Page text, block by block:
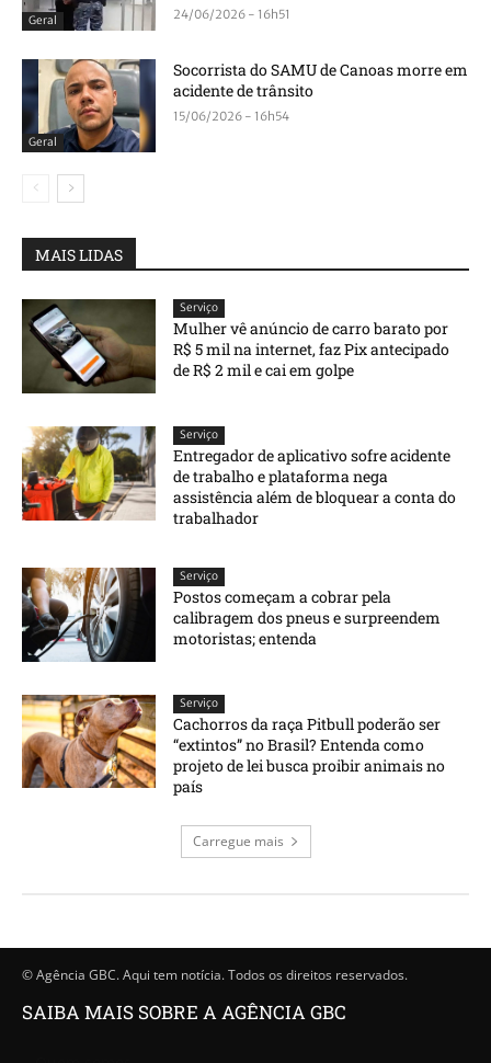
Geral 24/06/2026 - 16h51
Geral
Socorrista do SAMU de Canoas morre em
acidente de trânsito
15/06/2026 - 16h54
MAIS LIDAS
Serviço
Mulher vê anúncio de carro barato por
R$ 5 mil na internet, faz Pix antecipado
de R$ 2 mil e cai em golpe
Serviço
Entregador de aplicativo sofre acidente
de trabalho e plataforma nega
assistência além de bloquear a conta do
trabalhador
Serviço
Postos começam a cobrar pela
calibragem dos pneus e surpreendem
motoristas; entenda
Serviço
Cachorros da raça Pitbull poderão ser
“extintos” no Brasil? Entenda como
projeto de lei busca proibir animais no
país
Carregue mais
© Agência GBC. Aqui tem notícia. Todos os direitos reservados.
SAIBA MAIS SOBRE A AGÊNCIA GBC